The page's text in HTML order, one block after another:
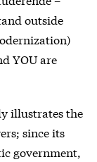
outside
YOU are
illustrates the
since its
government,